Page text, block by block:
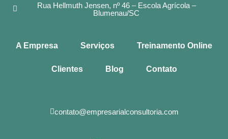
Rua Hellmuth Jensen, nº 46 – Escola Agrícola –
Blumenau/SC
A Empresa Serviços Treinamento Online
Clientes Blog Contato
contato@empresarialconsultoria.com